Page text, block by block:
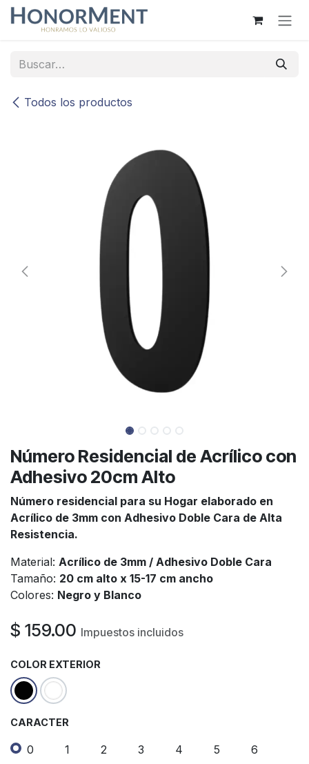
Ir al contenido
Todos los productos
Número Residencial de Acrílico con
Adhesivo 20cm Alto
Número residencial para su Hogar elaborado en
Acrílico de 3mm con Adhesivo Doble Cara de Alta
Resistencia.
Material: Acrílico de 3mm / Adhesivo Doble Cara
Tamaño: 20 cm alto x 15-17 cm ancho
Colores: Negro y Blanco
$ 159.00 Impuestos incluidos
COLOR EXTERIOR
CARACTER
0 1 2 3 4 5 6